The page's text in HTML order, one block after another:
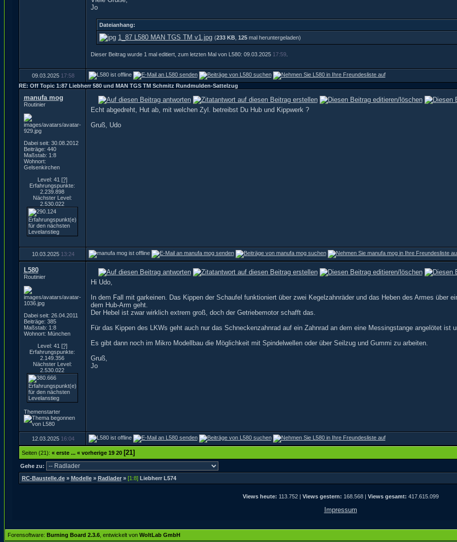
Jo
Dateianhang:
1_87 L580 MAN TGS TM v1.jpg (233 KB 125 mal heruntergeladen)
Dieser Beitrag wurde 1 mal editiert, zum letzten Mal von L580: 09.03.2025 17:59.
09.03.2025 17:58
RE: Off Topic 1:87 Liebherr 580 und MAN TGS TM Schmitz Rundmulden-Sattelzug
manufa mog
Routinier
Dabei seit: 30.08.2012
Beiträge: 440
Maßstab: 1:8
Wohnort:
Gelsenkirchen
Level: 41 [?]
Erfahrungspunkte:
2.239.898
Nächster Level:
2.530.022
Echt abgedreht, Hut ab, mit welchen Zyl. betreibst Du Hub und Kippwerk ?
Gruß, Udo
10.03.2025 13:24
L580
Routinier
Dabei seit: 26.04.2011
Beiträge: 385
Maßstab: 1:8
Wohnort: München
Level: 41 [?]
Erfahrungspunkte:
2.149.356
Nächster Level:
2.530.022
Themenstarter
Hi Udo,
In dem Fall mit garkeinen. Das Kippen der Schaufel funktioniert über zwei Kegelzahnräder und das Heben des Armes über
dem Hub-Arm geht.
Der Hebel ist zwar wirklich extrem groß, doch der Getriebemotor schafft das.
Für das Kippen des LKWs geht auch nur das Schneckenzahnrad auf ein Zahnrad an dem eine Messingstange angelötet ist
Es gibt dann noch im Mikro Modellbau die Möglichkeit mit Spindelwellen oder über Seilzug und Gummi zu arbeiten.
Gruß,
Jo
12.03.2025 16:04
Seiten (21): « erste... « vorherige 19 20 [21]
Gehe zu:
RC-Baustelle.de» Modelle» Radlader» [1:8] Liebherr L574
Views heute: 113.752 | Views gestern: 168.568 | Views gesamt: 417.615.099
Impressum
Forensoftware: Burning Board 2.3.6 , entwickelt von WoltLab GmbH